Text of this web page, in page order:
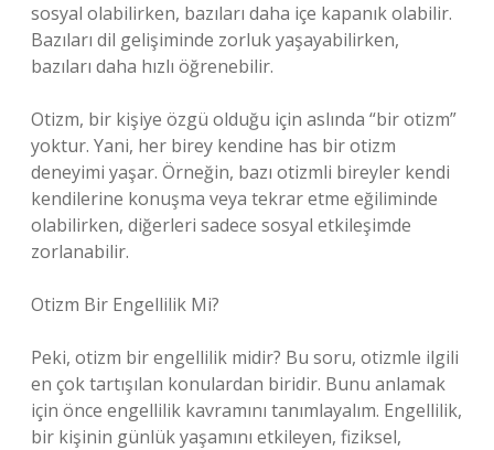
sosyal olabilirken, bazıları daha içe kapanık olabilir.
Bazıları dil gelişiminde zorluk yaşayabilirken,
bazıları daha hızlı öğrenebilir.
Otizm, bir kişiye özgü olduğu için aslında “bir otizm”
yoktur. Yani, her birey kendine has bir otizm
deneyimi yaşar. Örneğin, bazı otizmli bireyler kendi
kendilerine konuşma veya tekrar etme eğiliminde
olabilirken, diğerleri sadece sosyal etkileşimde
zorlanabilir.
Otizm Bir Engellilik Mi?
Peki, otizm bir engellilik midir? Bu soru, otizmle ilgili
en çok tartışılan konulardan biridir. Bunu anlamak
için önce engellilik kavramını tanımlayalım. Engellilik,
bir kişinin günlük yaşamını etkileyen, fiziksel,